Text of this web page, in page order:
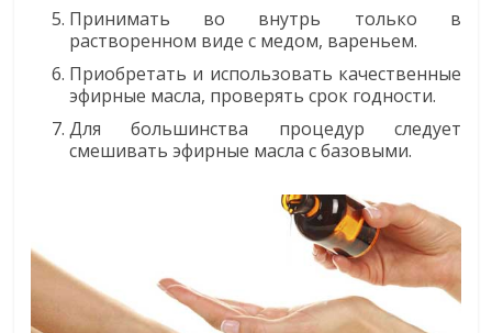
Принимать во внутрь только в
растворенном виде с медом, вареньем.
Приобретать и использовать качественные
эфирные масла, проверять срок годности.
Для большинства процедур следует
смешивать эфирные масла с базовыми.